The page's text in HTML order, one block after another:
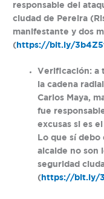
responsable del
ciudad de Pereira
manifestante y dos
( https://bit.ly/
Verificación: a
la cadena
Carlos Maya,
fue
excusas si es
Lo que sí debo
alcalde no son
seguridad
( https://bit.ly/